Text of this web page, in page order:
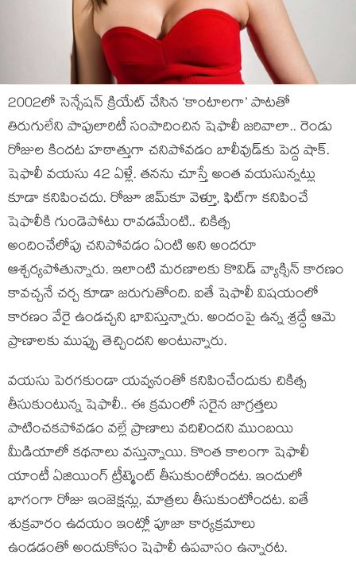
2002లో సెన్సేషన్ క్రియేట్ చేసిన ‘కాంటాలగా’ పాటతో
తిరుగులేని పాపులారిటీ సంపాదించిన షెఫాలీ జరివాలా.. రెండు
రోజుల కిందట హఠాత్తుగా చనిపోవడం బాలీవుడ్‌కు పెద్ద షాక్.
షెఫాలీ వయసు 42 ఏళ్లే. తనను చూస్తే అంత వయసున్నట్లు
కూడా కనిపించదు. రోజూ జిమ్‌కూ వెళ్తూ, ఫిట్‌గా కనిపించే
షెఫాలీకి గుండెపోటు రావడమేంటి.. చికిత్స
అందించేలోపు చనిపోవడం ఏంటి అని అందరూ
ఆశ్చర్యపోతున్నారు. ఇలాంటి మరణాలకు కొవిడ్ వ్యాక్సిన్ కారణం
కావచ్చనే చర్చ కూడా జరుగుతోంది. ఐతే షెఫాలీ విషయంలో
కారణం వేరై ఉండచ్చని భావిస్తున్నారు. అందంపై ఉన్న శ్రద్ధే ఆమె
ప్రాణాలకు ముప్పు తెచ్చిందని అంటున్నారు.
వయసు పెరగకుండా యవ్వనంతో కనిపించేందుకు చికిత్స
తీసుకుంటున్న షెఫాలీ.. ఈ క్రమంలో సరైన జాగ్రత్తలు
పాటించకపోవడం వల్లే ప్రాణాలు వదిలిందని ముంబయి
మీడియాలో కథనాలు వస్తున్నాయి. కొంత కాలంగా షెఫాలీ
యాంటీ ఏజియింగ్ ట్రీట్మెంట్ తీసుకుంటోందట. ఇందులో
భాగంగా రోజు ఇంజెక్షన్లు, మాత్రలు తీసుకుంటోందట. ఐతే
శుక్రవారం ఉదయం ఇంట్లో పూజా కార్యక్రమాలు
ఉండడంతో అందుకోసం షెఫాలీ ఉపవాసం ఉన్నారట.